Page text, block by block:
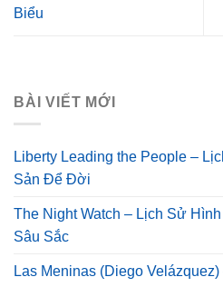
Biểu
BÀI VIẾT MỚI
Liberty Leading the People –
Sản Để Đời
The Night Watch – Lịch Sử
Sâu Sắc
Las Meninas (Diego